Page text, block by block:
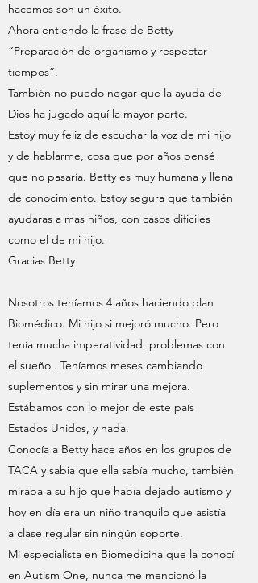
hacemos son un éxito.
Ahora entiendo la frase de Betty
“Preparación de organismo y respectar
tiempos”.
También no puedo negar que la ayuda de
Dios ha jugado aquí la mayor parte.
Estoy muy feliz de escuchar la voz de mi hijo
y de hablarme, cosa que por años pensé
que no pasaría. Betty es muy humana y llena
de conocimiento. Estoy segura que también
ayudaras a mas niños, con casos dificiles
como el de mi hijo.
Gracias Betty
Nosotros teníamos 4 años haciendo plan
Biomédico. Mi hijo si mejoró mucho. Pero
tenía mucha imperatividad, problemas con
el sueño . Teníamos meses cambiando
suplementos y sin mirar una mejora.
Estábamos con lo mejor de este país
Estados Unidos, y nada.
Conocía a Betty hace años en los grupos de
TACA y sabia que ella sabía mucho, también
miraba a su hijo que había dejado autismo y
hoy en día era un niño tranquilo que asistía
a clase regular sin ningún soporte.
Mi especialista en Biomedicina que la conocí
en Autism One, nunca me mencionó la